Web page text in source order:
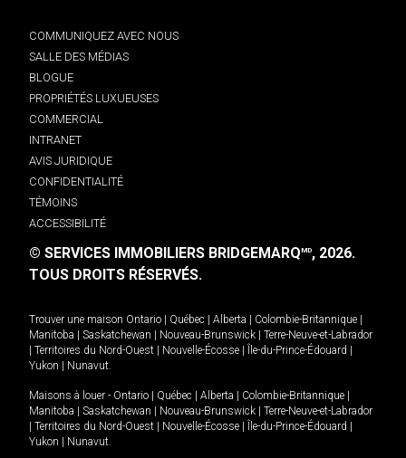
COMMUNIQUEZ AVEC NOUS
SALLE DES MÉDIAS
BLOGUE
PROPRIÉTÉS LUXUEUSES
COMMERCIAL
INTRANET
AVIS JURIDIQUE
CONFIDENTIALITÉ
TÉMOINS
ACCESSIBILITÉ
© SERVICES IMMOBILIERS BRIDGEMARQMD, 2026.
TOUS DROITS RÉSERVÉS.
Trouver une maison Ontario Québec Alberta Colombie-Britannique
Manitoba
Saskatchewan Nouveau-Brunswick
Terre-Neuve-et-Labrador
Territoires du Nord-Ouest Nouvelle-Écosse Île-du-Prince-Édouard
Yukon
Nunavut.
Maisons à louer - Ontario Québec Alberta Colombie-Britannique
Manitoba
Saskatchewan Nouveau-Brunswick
Terre-Neuve-et-Labrador
Territoires du Nord-Ouest Nouvelle-Écosse Île-du-Prince-Édouard
Yukon
Nunavut.